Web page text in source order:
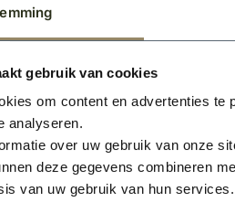
gebruik van cookies
om content en advertenties
analyseren.
over uw gebruik van onze
deze gegevens combineren
van uw gebruik van hun services.
EN1906 klasse 3 geveerd
Leverbaar in 2 kleuren;
De producten kunnen
NB: er mogen geen